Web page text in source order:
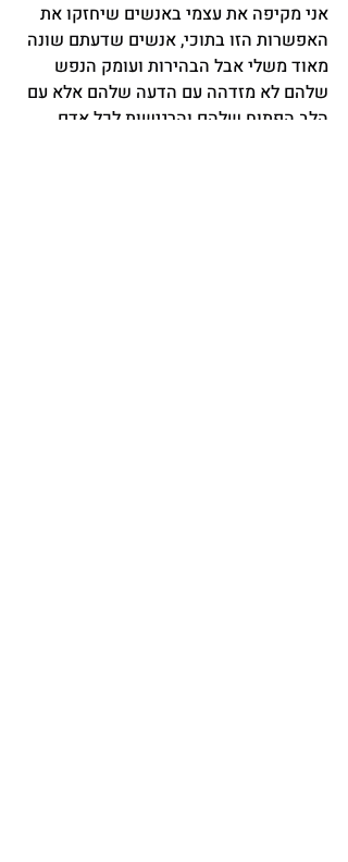
אני מקיפה את עצמי באנשים שיחזקו את
האפשרות הזו בתוכי, אנשים שדעתם שונה
מאוד משלי אבל הבהירות ועומק הנפש
שלהם לא מזדהה עם הדעה שלהם אלא עם
הלב הפתוח שלהם והרגישות לכל אדם